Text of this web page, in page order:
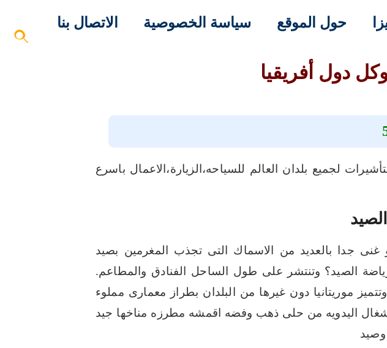
حول الموقع سياسة الخصوصية الاتصال بنا
دول أفريقيا
لجميع بلدان العالم للسياحه،الزيارة،الاعمال باسرع
الصيد
جدا بالعديد من الاسماك التى تجذب المغرمين بصيد
الصيد؟ وتنتشر على طول الساحل الفنادق والمطاعم.
وتتميز موريتانيا دون غيرها من البلدان بطراز معمارى مملوء
اليدويه من حلى ذهب وفضه اقمشه مطرزه مناخها جيد
وصيد